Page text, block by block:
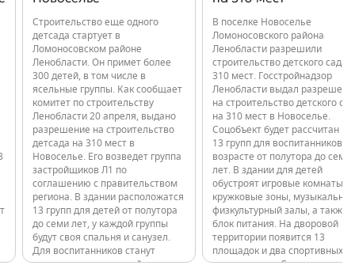
Строительство еще одного
детсада стартует в
Ломоносовском районе
Ленобласти. Он примет более
300 детей, в том числе в
ясельные группы. Как сообщает
комитет по строительству
Ленобласти 20 апреля, выдано
разрешение на строительство
детсада на 310 мест в
Новоселье. Его возведет группа
застройщиков Л1 по
соглашению с правительством
региона. В здании расположатся
13 групп для детей от полутора
до семи лет, у каждой группы
будут своя спальня и санузел.
Для воспитанников станут
доступны музыкальный и
В поселке Новоселье
Ломоносовского района
Ленобласти разрешили
строительство детского сада
310 мест. Госстройнадзор
Ленобласти выдал
на строительство детского
на 310 мест в Новоселье.
Соцобъект будет рассчитан на
13 групп для воспитанников в
возрасте от полутора до семи
лет. В здании для детей
обустроят игровые комнаты и
кружковые зоны,
физкультурный залы, а также
блок питания. На дворовой
территории появится 13
площадок и два спортивных
пространства.